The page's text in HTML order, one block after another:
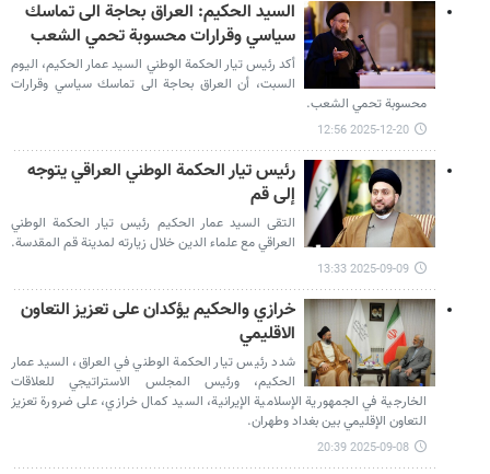
السيد الحكيم: العراق بحاجة الى تماسك
سياسي وقرارات محسوبة تحمي الشعب
أكد رئيس تيار الحكمة الوطني السيد عمار الحكيم، اليوم
السبت، أن العراق بحاجة الى تماسك سياسي وقرارات
محسوبة تحمي الشعب.
2025-12-20 12:56
رئيس تيار الحكمة الوطني العراقي يتوجه
إلى قم
التقى السيد عمار الحكيم رئيس تيار الحكمة الوطني
العراقي مع علماء الدين خلال زيارته لمدينة قم المقدسة.
2025-09-09 13:33
خرازي والحكيم يؤكدان على تعزيز التعاون
الاقليمي
شدد رئيس تيار الحكمة الوطني في العراق، السيد عمار
الحكيم، ورئيس المجلس الاستراتيجي للعلاقات
الخارجية في الجمهورية الإسلامية الإيرانية، السيد كمال خرازي، على ضرورة تعزيز
التعاون الإقليمي بين بغداد وطهران.
2025-09-08 20:39